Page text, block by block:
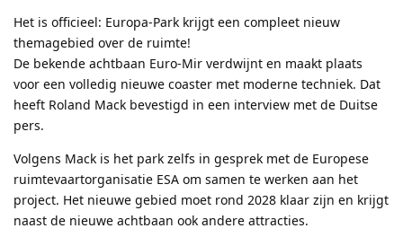
Het is officieel: Europa-Park krijgt een compleet nieuw
themagebied over de ruimte!
De bekende achtbaan Euro-Mir verdwijnt en maakt plaats
voor een volledig nieuwe coaster met moderne techniek. Dat
heeft Roland Mack bevestigd in een interview met de Duitse
pers.
Volgens Mack is het park zelfs in gesprek met de Europese
ruimtevaartorganisatie ESA om samen te werken aan het
project. Het nieuwe gebied moet rond 2028 klaar zijn en krijgt
naast de nieuwe achtbaan ook andere attracties.